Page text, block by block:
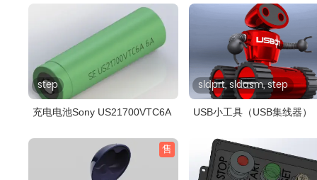
step
充电电池Sony US21700VTC6A
sldprt, sldasm, step
USB小工具（USB集线器）
售